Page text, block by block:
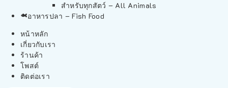
สำหรับทุกสัตว์ – All Animals
อาหารปลา – Fish Food
หน้าหลัก
เกี่ยวกับเรา
ร้านค้า
โพสต์
ติดต่อเรา